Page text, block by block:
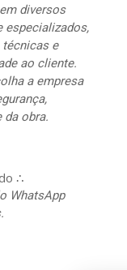
diversos
especializados,
técnicas e
ao cliente.
a empresa
da obra.
∴
WhatsApp